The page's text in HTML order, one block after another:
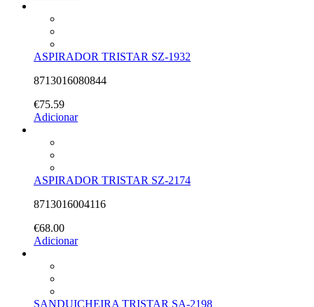
ASPIRADOR TRISTAR SZ-1932
8713016080844
€75.59
Adicionar
ASPIRADOR TRISTAR SZ-2174
8713016004116
€68.00
Adicionar
SANDUICHEIRA TRISTAR SA-2198